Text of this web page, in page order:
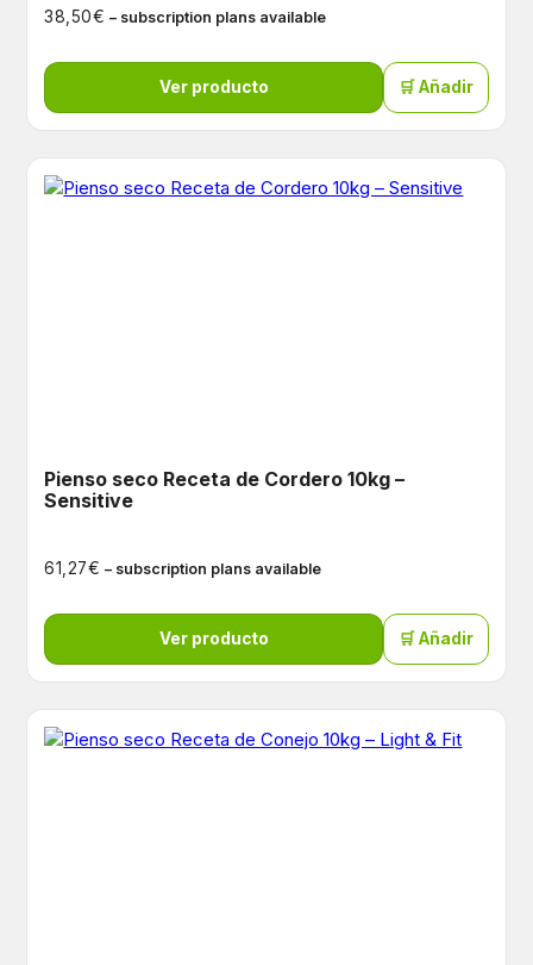
38,50€ – subscription plans available
Ver producto 🛒 Añadir
Pienso seco Receta de Cordero 10kg –
Sensitive
61,27€ – subscription plans available
Ver producto 🛒 Añadir